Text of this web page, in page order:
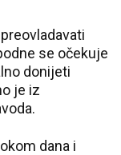
se očekuje
donijeti
je iz
dana i